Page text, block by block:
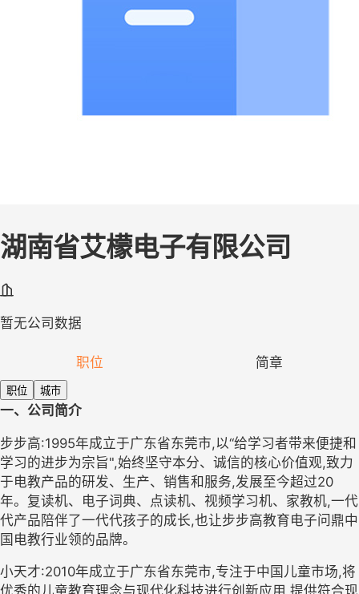
湖南省艾檬电子有限公司
暂无公司数据
职位 简章
职位 城市
一、公司简介
步步高:1995年成立于广东省东莞市,以“给学习者带来便捷和
学习的进步为宗旨",始终坚守本分、诚信的核心价值观,致力
于电教产品的研发、生产、销售和服务,发展至今超过20
年。复读机、电子词典、点读机、视频学习机、家教机,一代
代产品陪伴了一代代孩子的成长,也让步步高教育电子问鼎中
国电教行业领的品牌。
小天才:2010年成立于广东省东莞市,专注于中国儿童市场,将